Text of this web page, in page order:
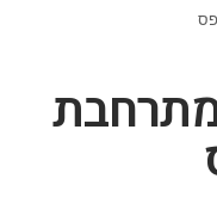
– ברך 90° מתרחבת